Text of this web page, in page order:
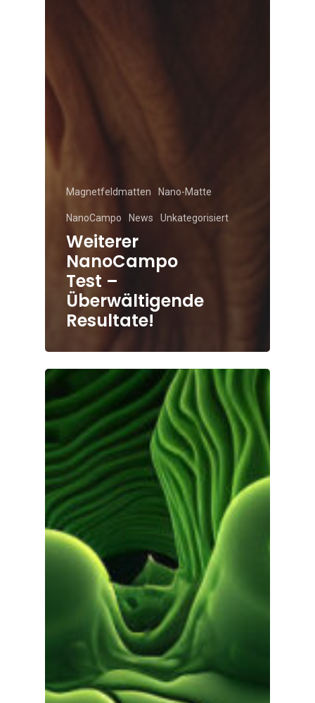
Magnetfeldmatten Nano-Matte
NanoCampo News Unkategorisiert
Weiterer
NanoCampo
Test –
Überwältigende
Resultate!